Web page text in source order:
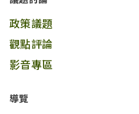
政策議題
觀點評論
影音專區
導覽